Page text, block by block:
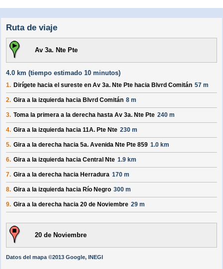
Ruta de viaje
Av 3a. Nte Pte
4.0 km (tiempo estimado 10 minutos)
1. Dirígete hacia el sureste en Av 3a. Nte Pte hacia Blvrd Comitán 57 m
2. Gira a la izquierda hacia Blvrd Comitán 8 m
3. Toma la primera a la derecha hasta Av 3a. Nte Pte 240 m
4. Gira a la izquierda hacia 11A. Pte Nte 230 m
5. Gira a la derecha hacia 5a. Avenida Nte Pte 859 1.0 km
6. Gira a la izquierda hacia Central Nte 1.9 km
7. Gira a la derecha hacia Herradura 170 m
8. Gira a la izquierda hacia Río Negro 300 m
9. Gira a la derecha hacia 20 de Noviembre 29 m
20 de Noviembre
Datos del mapa ©2013 Google, INEGI